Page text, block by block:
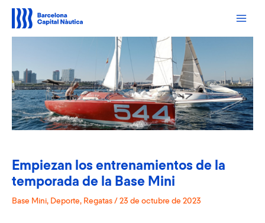
contenido
Empiezan los entrenamientos de la
temporada de la Base Mini
Base Mini, Deporte, Regatas / 23 de octubre de 2023